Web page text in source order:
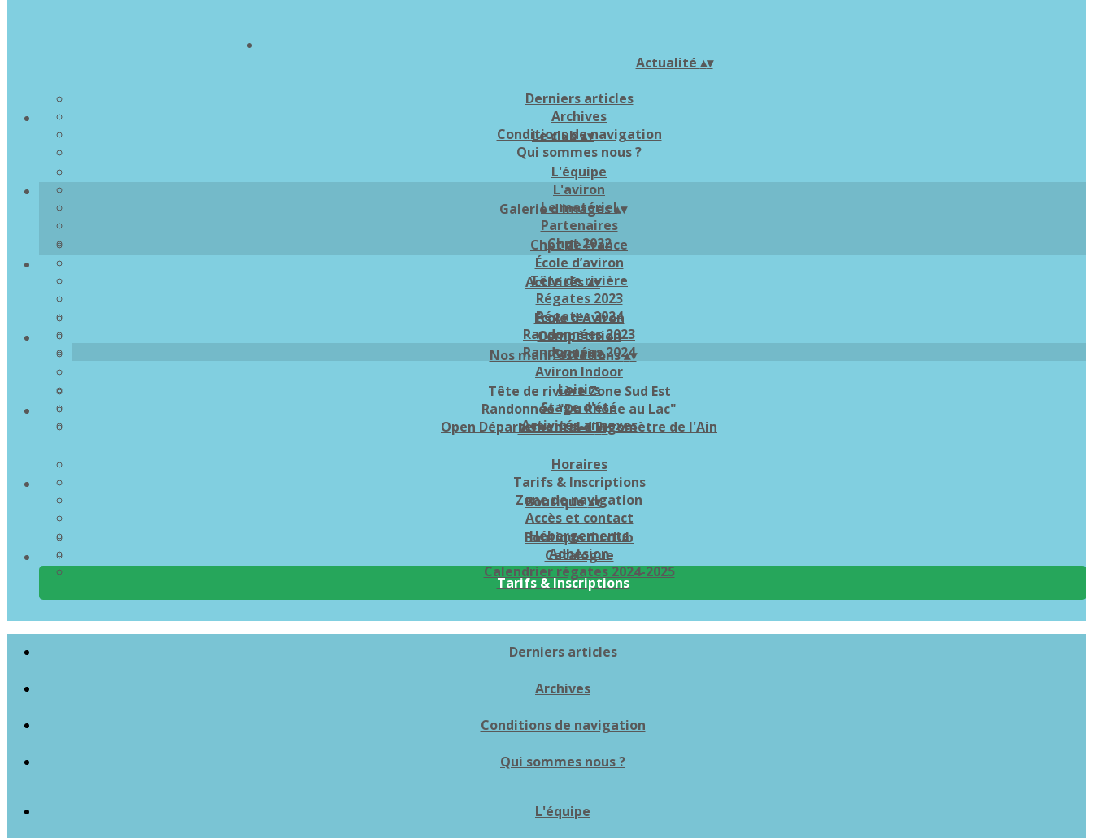
Actualité ▴▾
Derniers articles
Archives
Conditions de navigation
Qui sommes nous ?
Le club▴▾
L'équipe
L'aviron
Le matériel
Partenaires
Chpt 2022
Galerie d'images▴▾
Chpt de France
École d’aviron
Tête de rivière
Régates 2023
Régates 2024
Randonnées 2023
Randonnées 2024
Activités▴▾
Ecole d'Aviron
Compétition
Scolaire
Aviron Indoor
Loisirs
Stage d'été
Activités annexes
Nos manifestations▴▾
Tête de rivière Zone Sud Est
Randonnée "Du Rhône au Lac"
Open Départemental d'Ergomètre de l'Ain
Infos utiles▴▾
Horaires
Tarifs & Inscriptions
Zone de navigation
Accès et contact
Hébergements
Adhésion
Calendrier régates 2024-2025
Boutique▴▾
Boutique du club
Catalogue
Tarifs & Inscriptions
Derniers articles
Archives
Conditions de navigation
Qui sommes nous ?
L'équipe